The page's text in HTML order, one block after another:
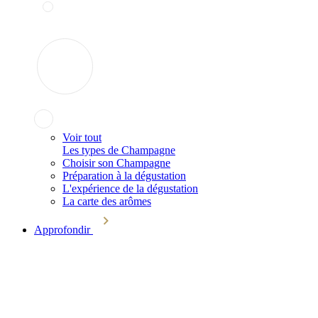
Voir tout
Les types de Champagne
Choisir son Champagne
Préparation à la dégustation
L'expérience de la dégustation
La carte des arômes
Approfondir